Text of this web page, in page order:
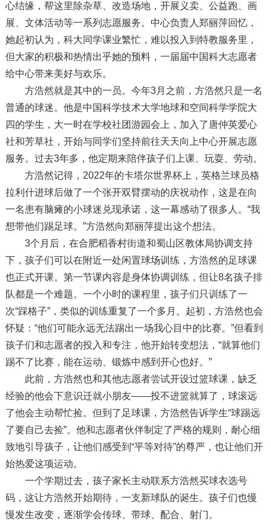
心结缘，帮这里除杂草、改造场地，开展义卖、公益跑、画
展、文体活动等一系列志愿服务。中心负责人郑丽萍回忆，
她起初认为，科大同学课业繁忙，难以投入到特教服务里，
但大家的积极和热情出乎她的预料，一届届中国科大志愿者
给中心带来美好与欢乐。
方浩然就是其中的一员。今年3月之前，方浩然只是一名
普通的球迷。他是中国科学技术大学地球和空间科学学院大
四的学生，大一时在学校社团游园会上，加入了唐仲英爱心
社和芳草社，开始与同学们坚持前往天天向上中心开展志愿
服务。过去3年多，他定期来陪伴孩子们上课、玩耍、劳动。
方浩然记得，2022年的卡塔尔世界杯上，英格兰球员格
拉利什进球后做了一个张开双臂摆动的庆祝动作，这是在向
一名患有脑瘫的小球迷兑现承诺，这一幕感动了很多人。“我
想带他们踢足球。”方浩然向郑丽萍提出这个想法。
3个月后，在合肥稻香村街道和蜀山区教体局协调支持
下，孩子们可以在附近一处闲置球场训练，方浩然的足球课
也正式开课。第一节课内容是身体协调训练，但让8名孩子排
队都是一个难题。一个小时的课程里，孩子们只训练了一
次“踩格子”，类似的训练重复了一个多月。起初，方浩然也会
怀疑：“他们可能永远无法踢出一场我心目中的比赛。”但看到
孩子们和志愿者的投入和专注，他开始转变想法，“就算他们
踢不了比赛，能在运动、锻炼中感到开心也好。”
此前，方浩然也和其他志愿者尝试开设过篮球课，缺乏
经验的他会下意识迁就小朋友——投不进篮就算了，球滚远
了他会主动帮忙捡。但到了足球课，方浩然告诉学生“球踢远
了要自己去捡”。他和志愿者伙伴制定了严格的规则，耐心细
致地引导孩子，让他们感受到“平等对待”的尊严，也让他们开
始热爱这项运动。
一个学期过去，孩子家长主动联系方浩然买球衣选号
码，这让方浩然开始期待，一支新球队的诞生。孩子们也慢
慢发生改变，逐渐学会传球、带球、配合、射门。